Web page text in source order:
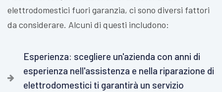
elettrodomestici fuori garanzia, ci sono diversi fattori
da considerare. Alcuni di questi includono:
Esperienza: scegliere un'azienda con anni di
esperienza nell'assistenza e nella riparazione di
elettrodomestici ti garantirà un servizio